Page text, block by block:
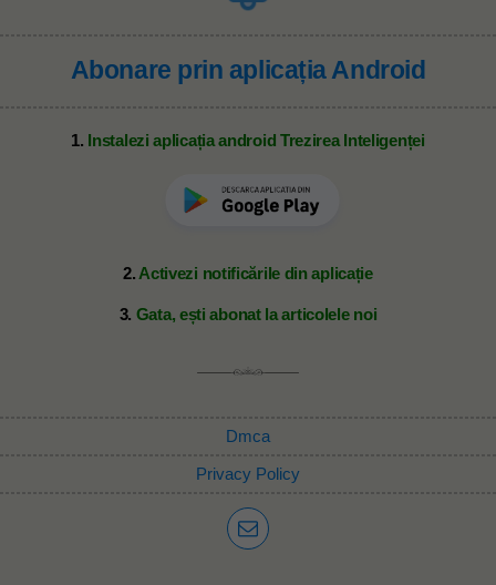
Abonare prin aplicația Android
1. Instalezi aplicația android Trezirea Inteligenței
2. Activezi notificările din aplicație
3. Gata, ești abonat la articolele noi
Dmca
Privacy Policy